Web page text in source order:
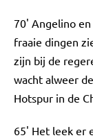
70' Angelino
fraaie dingen
zijn bij de
wacht alweer
Hotspur in de
65' Het leek er